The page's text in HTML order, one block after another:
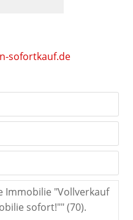
sofortkauf.de